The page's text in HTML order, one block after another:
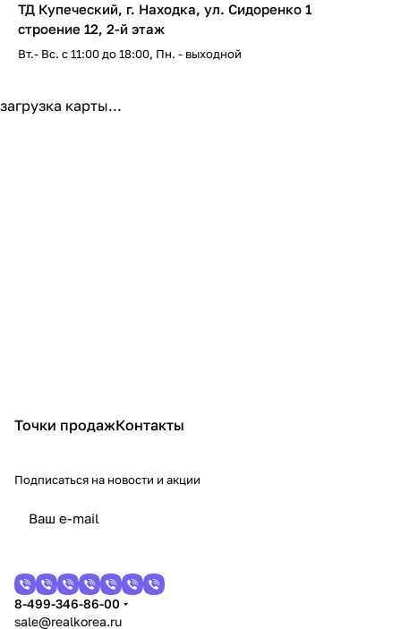
ТД Купеческий, г. Находка, ул. Сидоренко 1
строение 12, 2-й этаж
Вт.- Вс. с 11:00 до 18:00, Пн. - выходной
Подробнее
ТЦ Авиатор, г. Артем, ул. Фрунзе, 32, 5-й этаж,
Подробнее
загрузка карты...
Точки продажКонтакты
Подписаться на новости и акции
8-499-346-86-00
sale@realkorea.ru